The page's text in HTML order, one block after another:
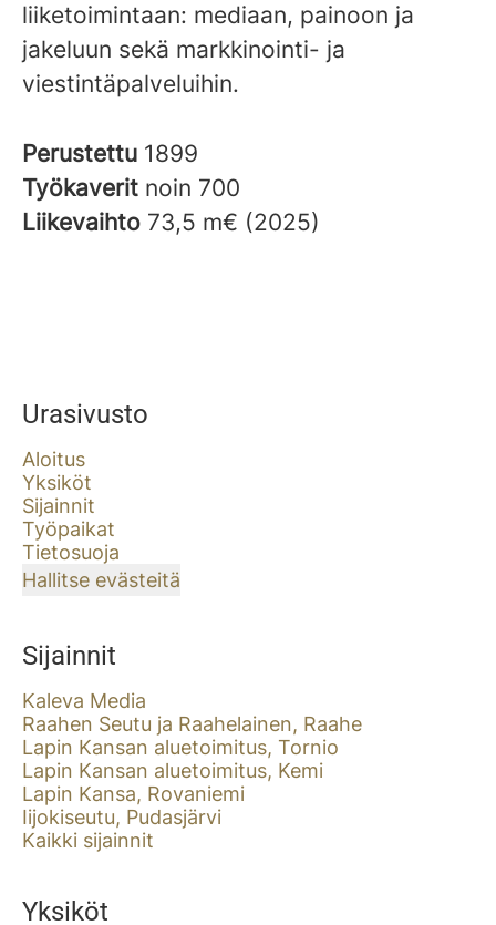
liiketoimintaan: mediaan, painoon ja
jakeluun sekä markkinointi- ja
viestintäpalveluihin.
Perustettu 1899
Työkaverit noin 700
Liikevaihto 73,5 m€ (2025)
Urasivusto
Aloitus
Yksiköt
Sijainnit
Työpaikat
Tietosuoja
Hallitse evästeitä
Sijainnit
Kaleva Media
Raahen Seutu ja Raahelainen, Raahe
Lapin Kansan aluetoimitus, Tornio
Lapin Kansan aluetoimitus, Kemi
Lapin Kansa, Rovaniemi
Iijokiseutu, Pudasjärvi
Kaikki sijainnit
Yksiköt